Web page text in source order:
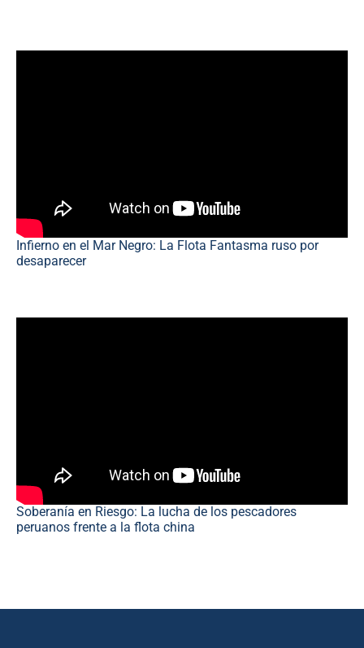
Infierno en el Mar Negro: La Flota Fantasma ruso por
desaparecer
Soberanía en Riesgo: La lucha de los pescadores
peruanos frente a la flota china